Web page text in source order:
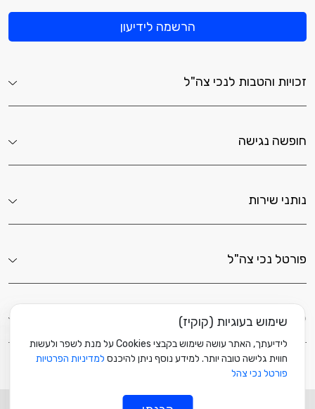
שימוש בעוגיות (קוקיז)
לידיעתך, האתר עושה שימוש בקבצי Cookies על מנת לשפר ולעשות
חווית גלישה טובה יותר. למידע נוסף ניתן להיכנס למדיניות הפרטיות
פורטל נכי צהל
הרשמה לידיעון
זכויות והטבות לנכי צה"ל
חופשה נגישה
נותני שירות
פורטל נכי צה"ל
לשירותך כאן